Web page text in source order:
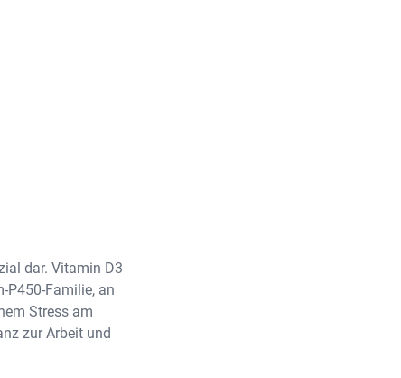
dar. Vitamin D3
P450-Familie, an
Stress am
zur Arbeit und